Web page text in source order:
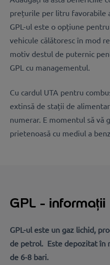
prețurile per litru favorabile
GPL-ul este o opțiune
vehicule călătoresc în mod
motiv destul de puternic
GPL cu managementul.
Cu cardul UTA pentru
extinsă de stații de
numerar. E momentul să vă
prietenoasă cu mediul a
GPL - informații
GPL-ul este un gaz lichid,
de petrol. Este depozitat în
de 6-8 bari.